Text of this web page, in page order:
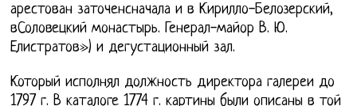
арестован заточенсначала и в Кирилло-Белозерский,
вСоловецкий монастырь. Генерал-майор В. Ю.
Елистратов») и дегустационный зал.
Который исполнял должность директора галереи до
1797 г. В каталоге 1774 г. картины были описаны в той